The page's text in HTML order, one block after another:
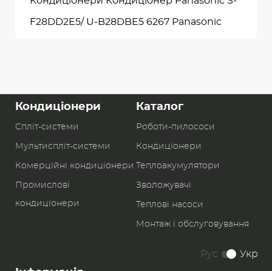
F28DD2E5/ U-B28DBE5 6267 Panasonic
Кондиціонери
Спліт-системи
Мультиспліт-системи
Комерційні кондиціонери
Промислові
кондиціонери
Каталог
Роботи-пилоcоси
Кондиціонери
Теплоакумулятори
Зволожувачі
Теплові насоси
Монтаж і обслуговування
Рус Укр